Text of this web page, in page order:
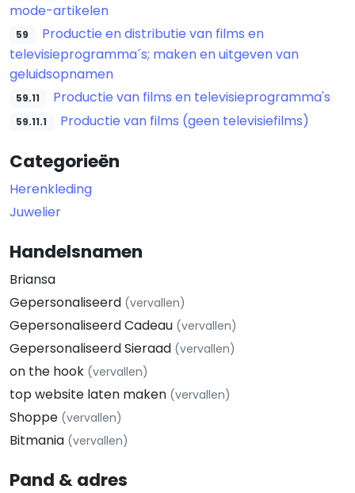
mode-artikelen
59
Productie en distributie van films en
televisieprogramma´s; maken en uitgeven van
geluidsopnamen
59.11 Productie van films en televisieprogramma's
59.11.1 Productie van films (geen televisiefilms)
Categorieën
Herenkleding
Juwelier
Handelsnamen
Briansa
Gepersonaliseerd (vervallen)
Gepersonaliseerd Cadeau (vervallen)
Gepersonaliseerd Sieraad (vervallen)
on the hook (vervallen)
top website laten maken (vervallen)
Shoppe (vervallen)
Bitmania (vervallen)
Pand & adres